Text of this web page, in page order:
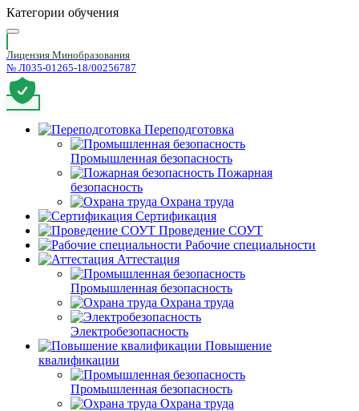
Категории обучения
Лицензия Минобразования
№ Л035-01265-18/00256787
Переподготовка
Промышленная безопасность
Пожарная
безопасность
Охрана труда
Сертификация
Проведение СОУТ
Рабочие специальности
Аттестация
Промышленная безопасность
Охрана труда
Электробезопасность
Повышение
квалификации
Промышленная безопасность
Охрана труда